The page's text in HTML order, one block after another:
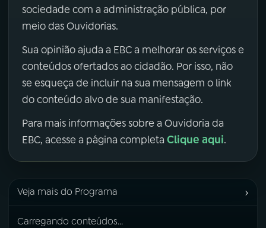
sociedade com a administração pública, por
meio das Ouvidorias.
Sua opinião ajuda a EBC a melhorar os serviços e
conteúdos ofertados ao cidadão. Por isso, não
se esqueça de incluir na sua mensagem o link
do conteúdo alvo de sua manifestação.
Para mais informações sobre a Ouvidoria da
EBC, acesse a página completa Clique aqui.
Veja mais do Programa ›
Carregando conteúdos...